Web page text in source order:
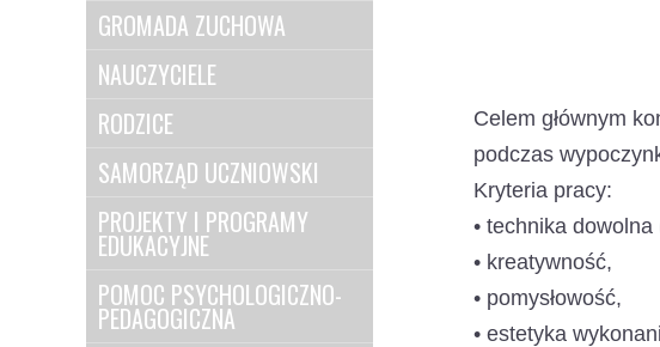
GROMADA ZUCHOWA
NAUCZYCIELE
RODZICE
SAMORZĄD UCZNIOWSKI
PROJEKTY I PROGRAMY
EDUKACYJNE
POMOC PSYCHOLOGICZNO-
PEDAGOGICZNA
Celem głównym
podczas
Kryteria pracy:
• technika
• kreatywność,
• pomysłowość,
• estetyka